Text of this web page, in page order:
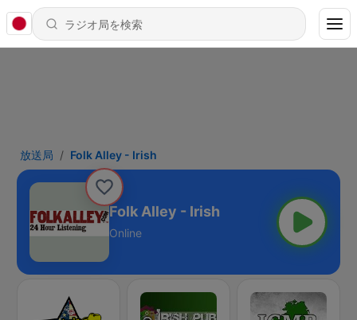
放送局 Folk Alley - Irish
Folk Alley - Irish
Online